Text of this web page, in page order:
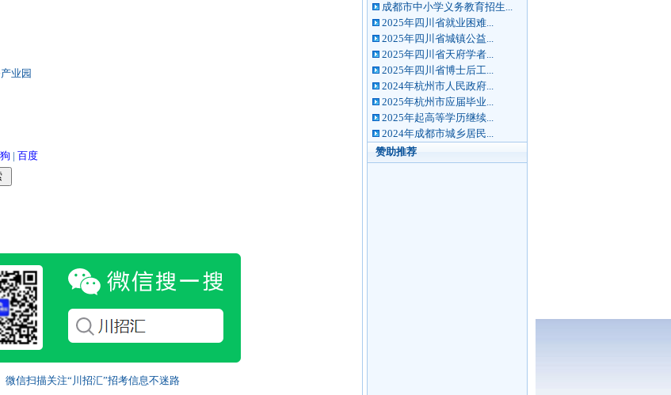
成都市中小学义务教育招生...
2025年四川省就业困难...
2025年四川省城镇公益...
2025年四川省天府学者...
2025年四川省博士后工...
2024年杭州市人民政府...
2025年杭州市应届毕业...
2025年起高等学历继续...
2024年成都市城乡居民...
赞助推荐
业园
| 百度
微信扫描关注“川招汇”招考信息不迷路